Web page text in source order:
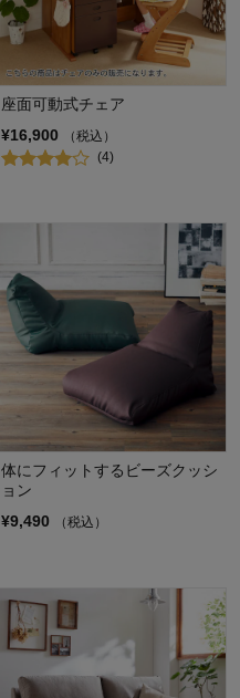
座面可動式チェア
¥16,900
（税込）
(4)
体にフィットするビーズクッシ
ョン
¥9,490
（税込）